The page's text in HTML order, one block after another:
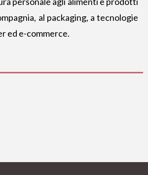
al packaging, a tecnologie
ed e-commerce.